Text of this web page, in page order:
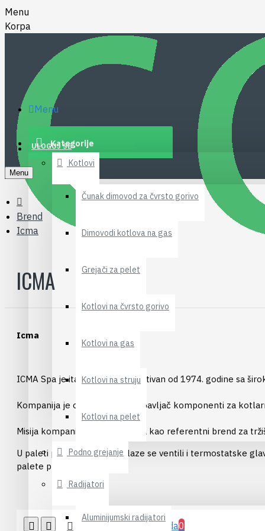
Menu
Korpa
Menu
Kategorije
Kotlovi
Čunak dimovod za čvrsto gorivo
Dimovodi kotlova na gas
Grejači za pelet
Kotlovi na čvrsto gorivo
Kotlovi na gas
Kotlovi na struju
Kotlovi na pelet
Podno grejanje
Radijatori
Aluminijumski radijatori
ULOGUJ SE
Menu
Brend
Icma
ICMA
Icma
ICMA Spa je italijanski brend aktivan od 1974. godine sa
Kompanija je osnovana kao dobavljač komponenti za
Misija kompanije je da se razvija kao referentni brend za
U paleti proizvoda Icme nalaze se ventili i termostatske
palete proizvoda.
Upoređivanje proizvoda0